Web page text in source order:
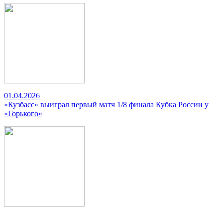
01.04.2026
«Кузбасс» выиграл первый матч 1/8 финала Кубка России у
«Горького»